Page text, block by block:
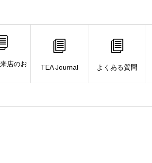
店のお
TEA Journal よくある質問